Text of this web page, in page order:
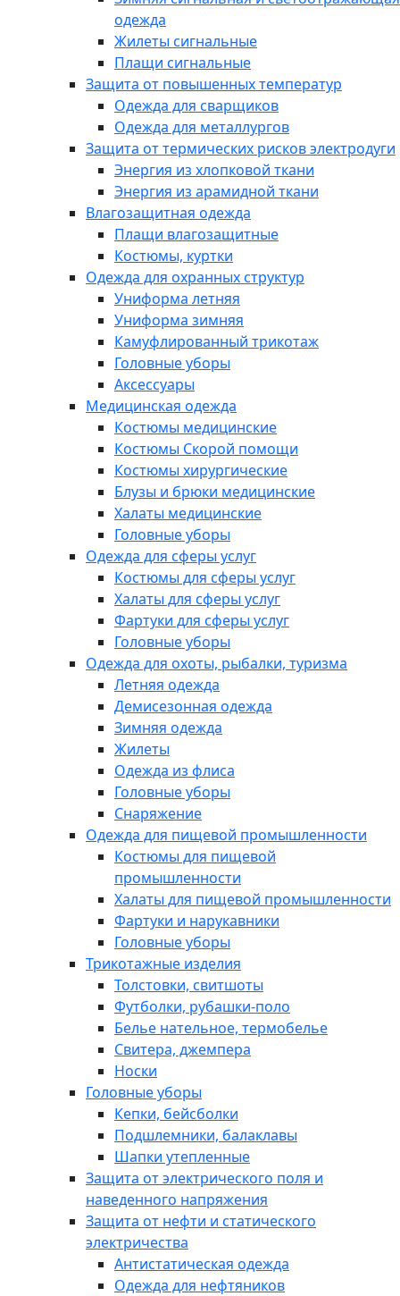
одежда
Жилеты сигнальные
Плащи сигнальные
Защита от повышенных температур
Одежда для сварщиков
Одежда для металлургов
Защита от термических рисков электродуги
Энергия из хлопковой ткани
Энергия из арамидной ткани
Влагозащитная одежда
Плащи влагозащитные
Костюмы, куртки
Одежда для охранных структур
Униформа летняя
Униформа зимняя
Камуфлированный трикотаж
Головные уборы
Аксессуары
Медицинская одежда
Костюмы медицинские
Костюмы Скорой помощи
Костюмы хирургические
Блузы и брюки медицинские
Халаты медицинские
Головные уборы
Одежда для сферы услуг
Костюмы для сферы услуг
Халаты для сферы услуг
Фартуки для сферы услуг
Головные уборы
Одежда для охоты, рыбалки, туризма
Летняя одежда
Демисезонная одежда
Зимняя одежда
Жилеты
Одежда из флиса
Головные уборы
Снаряжение
Одежда для пищевой промышленности
Костюмы для пищевой
промышленности
Халаты для пищевой промышленности
Фартуки и нарукавники
Головные уборы
Трикотажные изделия
Толстовки, свитшоты
Футболки, рубашки-поло
Белье нательное, термобелье
Свитера, джемпера
Носки
Головные уборы
Кепки, бейсболки
Подшлемники, балаклавы
Шапки утепленные
Защита от электрического поля и
наведенного напряжения
Защита от нефти и статического
электричества
Антистатическая одежда
Одежда для нефтяников